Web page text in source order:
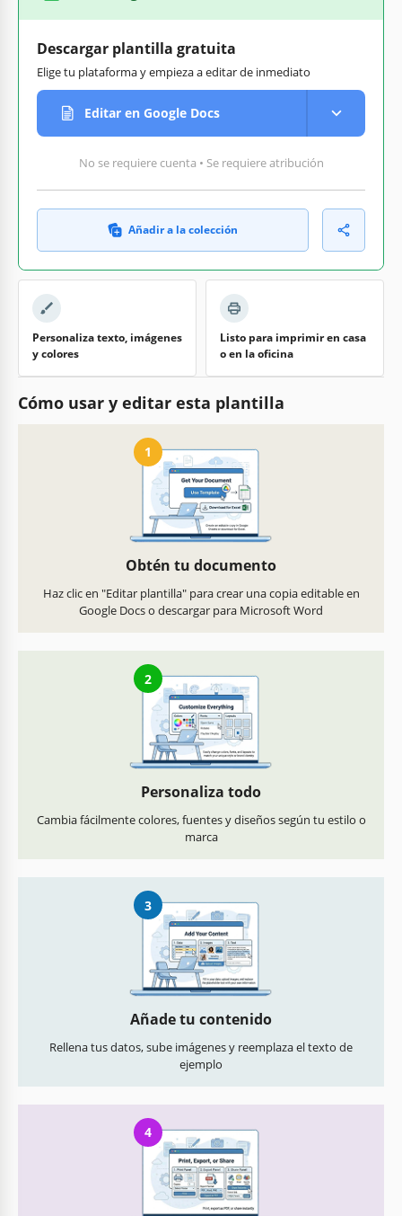
Descargar plantilla gratuita
Elige tu plataforma y empieza a editar de inmediato
Editar en Google Docs
No se requiere cuenta • Se requiere atribución
Añadir a la colección
Personaliza texto, imágenes
y colores
Listo para imprimir en casa
o en la oficina
Cómo usar y editar esta plantilla
1
Obtén tu documento
Haz clic en "Editar plantilla" para crear una copia editable en
Google Docs o descargar para Microsoft Word
2
Personaliza todo
Cambia fácilmente colores, fuentes y diseños según tu estilo o
marca
3
Añade tu contenido
Rellena tus datos, sube imágenes y reemplaza el texto de
ejemplo
4